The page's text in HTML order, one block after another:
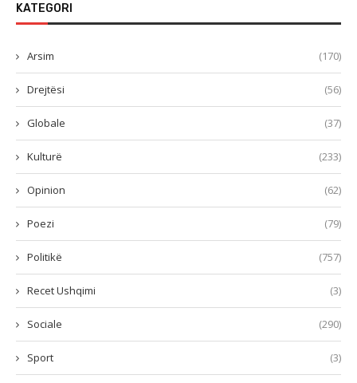
KATEGORI
Arsim (170)
Drejtësi (56)
Globale (37)
Kulturë (233)
Opinion (62)
Poezi (79)
Politikë (757)
Recet Ushqimi (3)
Sociale (290)
Sport (3)